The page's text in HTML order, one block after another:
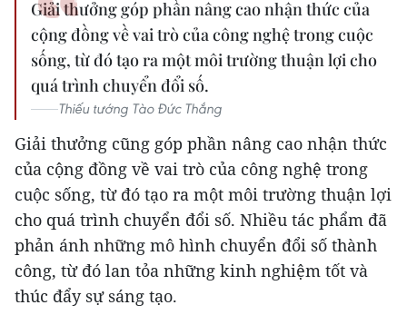
Giải thưởng góp phần nâng cao nhận thức của
cộng đồng về vai trò của công nghệ trong cuộc
sống, từ đó tạo ra một môi trường thuận lợi cho
quá trình chuyển đổi số.
Thiếu tướng Tào Đức Thắng
Giải thưởng cũng góp phần nâng cao nhận thức
của cộng đồng về vai trò của công nghệ trong
cuộc sống, từ đó tạo ra một môi trường thuận lợi
cho quá trình chuyển đổi số. Nhiều tác phẩm đã
phản ánh những mô hình chuyển đổi số thành
công, từ đó lan tỏa những kinh nghiệm tốt và
thúc đẩy sự sáng tạo.